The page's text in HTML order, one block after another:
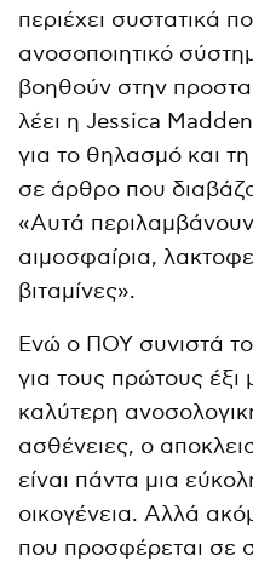
περιέχει συστατικά
ανοσοποιητικό
βοηθούν στην
λέει η Jessica
για το θηλασμό και
σε άρθρο που
«Αυτά
αιμοσφαίρια,
βιταμίνες».
Ενώ ο ΠΟΥ συνιστά
για τους πρώτους έξι
καλύτερη
ασθένειες, ο
είναι πάντα μια
οικογένεια. Αλλά
που προσφέρεται σε